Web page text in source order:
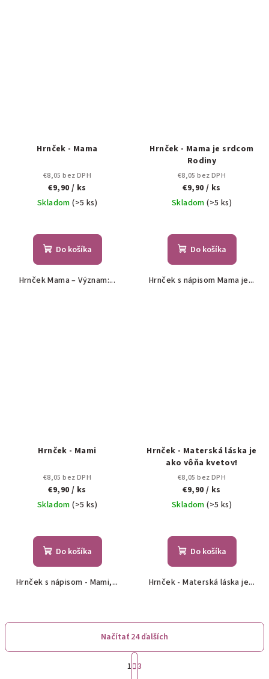
Hrnček - Mama
€8,05 bez DPH
€9,90 / ks
Skladom(>5 ks)
Do košíka
Hrnček Mama – Význam:...
Hrnček - Mama je srdcom
Rodiny
€8,05 bez DPH
€9,90 / ks
Skladom(>5 ks)
Do košíka
Hrnček s nápisom Mama je...
Hrnček - Mami
€8,05 bez DPH
€9,90 / ks
Skladom(>5 ks)
Do košíka
Hrnček s nápisom - Mami,...
Hrnček - Materská láska je
ako vôňa kvetov!
€8,05 bez DPH
€9,90 / ks
Skladom(>5 ks)
Do košíka
Hrnček - Materská láska je...
Načítať 24 ďalších
S
t
1 3